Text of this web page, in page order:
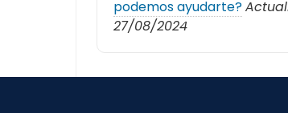
podemos ayudarte?
27/08/2024